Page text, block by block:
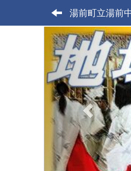
湯前町立湯前
p
r
e
v
i
o
u
s